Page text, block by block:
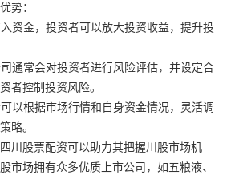
势：
资金，投资者可以放大投资收益，提升投
通常会对投资者进行风险评估，并设定合
者控制投资风险。
以根据市场行情和自身资金情况，灵活调
略。
川股票配资可以助力其把握川股市场机
市场拥有众多优质上市公司，如五粮液、